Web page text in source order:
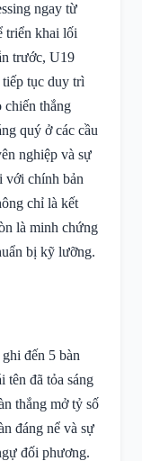
ngay từ
triển khai lối
trước, U19
tục duy trì
chiến thắng
quý ở các cầu
nghiệp và sự
với chính bản
chỉ là kết
là minh chứng
bị kỹ lưỡng.
đến 5 bàn
tên đã tỏa sáng
thắng mở tỷ số
đáng nể và sự
đối phương.